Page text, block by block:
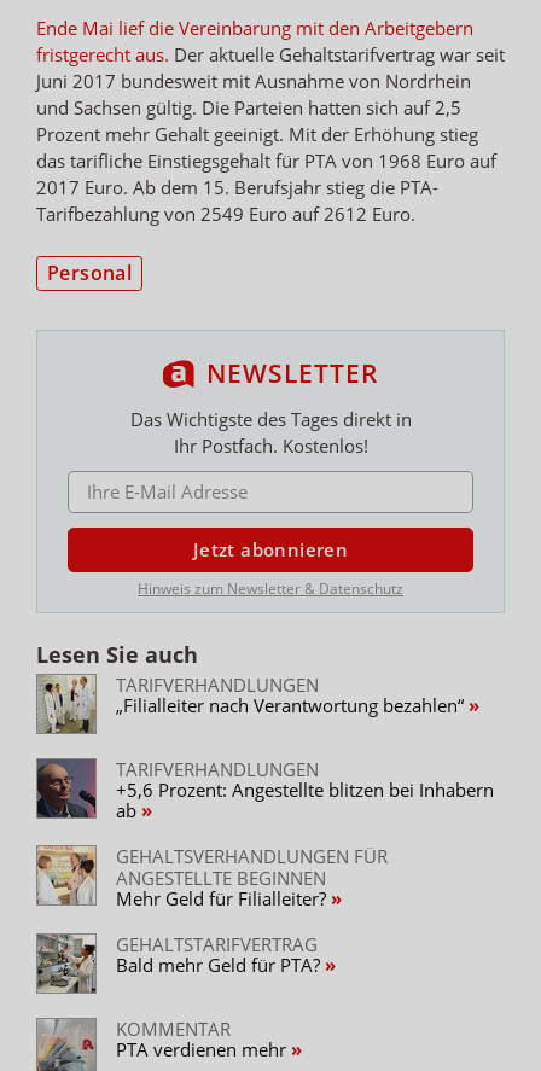
Ende Mai lief die Vereinbarung mit den Arbeitgebern
fristgerecht aus. Der aktuelle Gehaltstarifvertrag war seit
Juni 2017 bundesweit mit Ausnahme von Nordrhein
und Sachsen gültig. Die Parteien hatten sich auf 2,5
Prozent mehr Gehalt geeinigt. Mit der Erhöhung stieg
das tarifliche Einstiegsgehalt für PTA von 1968 Euro auf
2017 Euro. Ab dem 15. Berufsjahr stieg die PTA-
Tarifbezahlung von 2549 Euro auf 2612 Euro.
Personal
NEWSLETTER
Das Wichtigste des Tages direkt in
Ihr Postfach. Kostenlos!
E-MAIL ADRESSE
Jetzt abonnieren
Hinweis zum Newsletter & Datenschutz
Lesen Sie auch
TARIFVERHANDLUNGEN
„Filialleiter nach Verantwortung bezahlen“
TARIFVERHANDLUNGEN
+5,6 Prozent: Angestellte blitzen bei Inhabern
ab
GEHALTSVERHANDLUNGEN FÜR
ANGESTELLTE BEGINNEN
Mehr Geld für Filialleiter?
GEHALTSTARIFVERTRAG
Bald mehr Geld für PTA?
KOMMENTAR
PTA verdienen mehr